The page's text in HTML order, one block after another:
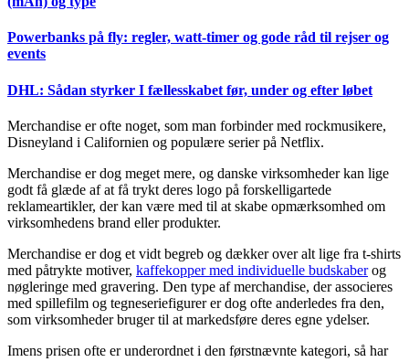
Powerbanks på fly: regler, watt-timer og gode råd til rejser og
events
DHL: Sådan styrker I fællesskabet før, under og efter løbet
Merchandise er ofte noget, som man forbinder med rockmusikere,
Disneyland i Californien og populære serier på Netflix.
Merchandise er dog meget mere, og danske virksomheder kan lige
godt få glæde af at få trykt deres logo på forskelligartede
reklameartikler, der kan være med til at skabe opmærksomhed om
virksomhedens brand eller produkter.
Merchandise er dog et vidt begreb og dækker over alt lige fra t-shirts
med påtrykte motiver, kaffekopper med individuelle budskaberog
nøgleringe med gravering. Den type af merchandise, der associeres
med spillefilm og tegneseriefigurer er dog ofte anderledes fra den,
som virksomheder bruger til at markedsføre deres egne ydelser.
Imens prisen ofte er underordnet i den førstnævnte kategori, så har